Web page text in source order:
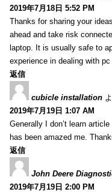
2019年7月18日 5:52 PM
Thanks for sharing your
ahead and take risk
laptop. It is usually safe to
experience in dealing with
返信
cubicle installation
2019年7月19日 1:07 AM
Generally I don’t learn
has been amazed me.
返信
John Deere
2019年7月19日 2:00 PM